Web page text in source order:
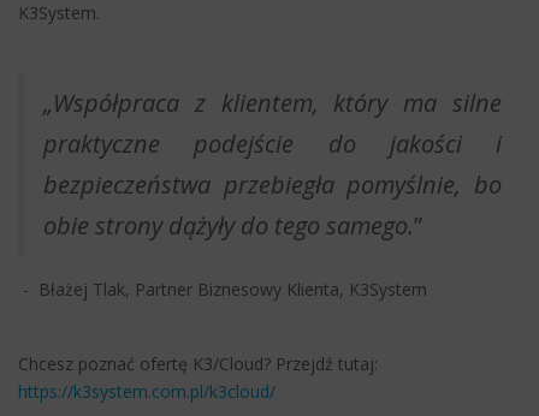
K3System.
„Współpraca z klientem, który ma silne
praktyczne podejście do jakości i
bezpieczeństwa przebiegła pomyślnie, bo
obie strony dążyły do tego samego.”
- Błażej Tlak, Partner Biznesowy Klienta, K3System
Chcesz poznać ofertę K3/Cloud? Przejdź tutaj:
https://k3system.com.pl/k3cloud/